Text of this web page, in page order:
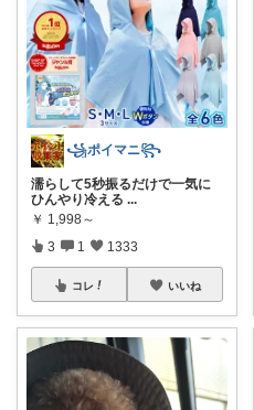
꧁ポイマニ꧂
濡らして5秒振るだけで一気に
ひんやり冷える ...
￥ 1,998～
3 1 1333
コレ いいね